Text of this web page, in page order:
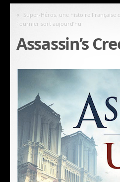
« Super-Héros, une histoire Française
Fournier sort aujourd’hui
Assassin’s